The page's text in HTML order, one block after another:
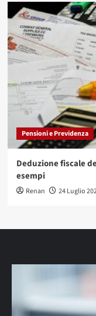
Pensioni e Previdenza
Deduzione fiscale
esempi
Renan 24 Luglio